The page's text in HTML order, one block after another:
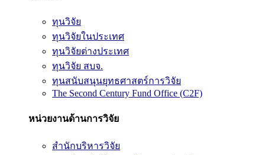
ทุนวิจัย
ทุนวิจัยในประเทศ
ทุนวิจัยต่างประเทศ
ทุนวิจัย สบจ.
ทุนสนับสนุนยุทธศาสตร์การวิจัย
The Second Century Fund Office (C2F)
หน่วยงานด้านการวิจัย
สำนักบริหารวิจัย